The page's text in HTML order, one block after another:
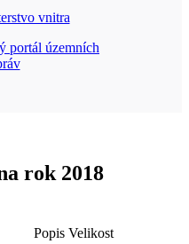
rok 2018
Popis Velikost